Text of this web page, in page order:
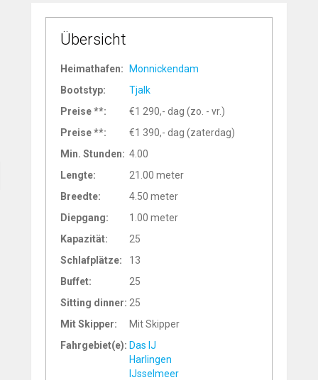
Übersicht
Heimathafen:
Monnickendam
Bootstyp:
Tjalk
Preise **:
€1 290,- dag (zo. - vr.)
Preise **:
€1 390,- dag (zaterdag)
Min. Stunden: 4.00
Lengte:
21.00 meter
Breedte:
4.50 meter
Diepgang:
1.00 meter
Kapazität:
25
Schlafplätze:
13
Buffet:
25
Sitting dinner: 25
Mit Skipper:
Mit Skipper
Fahrgebiet(e): Das IJ
Harlingen
IJsselmeer